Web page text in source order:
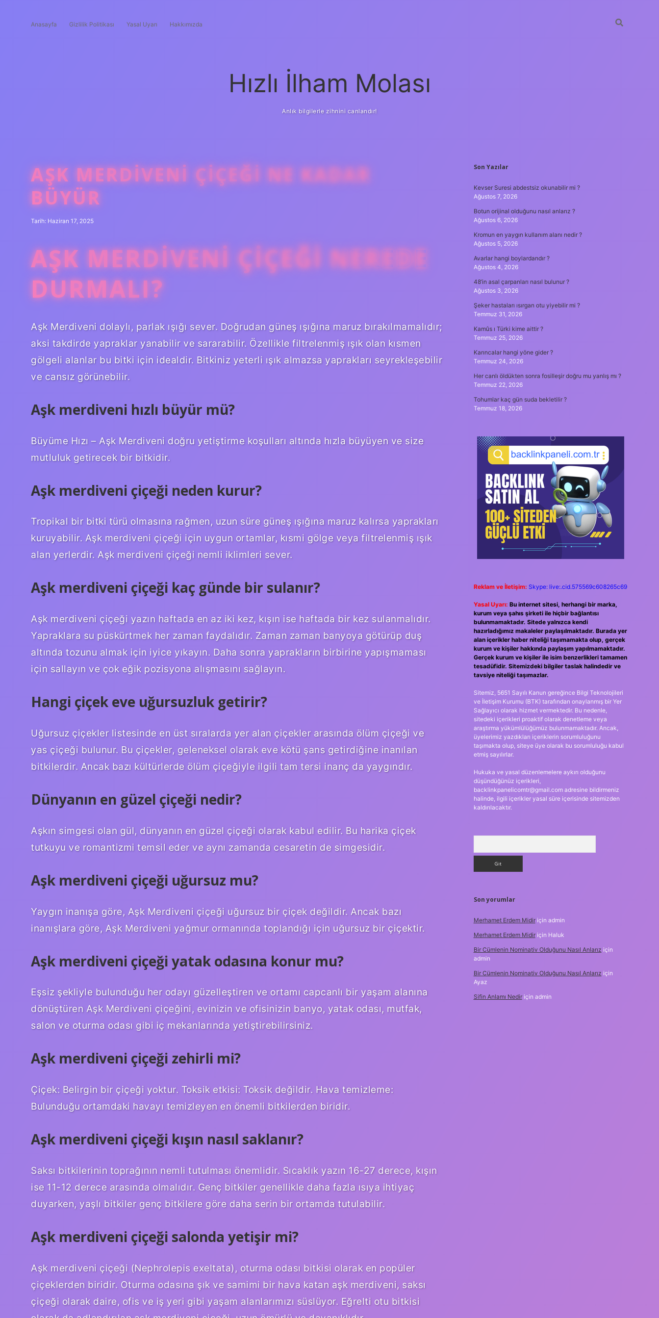
Anasayfa Gizlilik Politikası Yasal Uyarı Hakkımızda
Hızlı İlham Molası
Anlık bilgilerle zihnini canlandır!
AŞK MERDIVENI ÇIÇEĞI NE KADAR
BÜYÜR
Tarih: Haziran 17, 2025
AŞK MERDIVENI ÇIÇEĞI NEREDE
DURMALI?
Aşk Merdiveni dolaylı, parlak ışığı sever. Doğrudan güneş ışığına maruz bırakılmamalıdır;
aksi takdirde yapraklar yanabilir ve sararabilir. Özellikle filtrelenmiş ışık olan kısmen
gölgeli alanlar bu bitki için idealdir. Bitkiniz yeterli ışık almazsa yaprakları seyrekleşebilir
ve cansız görünebilir.
Aşk merdiveni hızlı büyür mü?
Büyüme Hızı – Aşk Merdiveni doğru yetiştirme koşulları altında hızla büyüyen ve size
mutluluk getirecek bir bitkidir.
Aşk merdiveni çiçeği neden kurur?
Tropikal bir bitki türü olmasına rağmen, uzun süre güneş ışığına maruz kalırsa yaprakları
kuruyabilir. Aşk merdiveni çiçeği için uygun ortamlar, kısmi gölge veya filtrelenmiş ışık
alan yerlerdir. Aşk merdiveni çiçeği nemli iklimleri sever.
Aşk merdiveni çiçeği kaç günde bir sulanır?
Aşk merdiveni çiçeği yazın haftada en az iki kez, kışın ise haftada bir kez sulanmalıdır.
Yapraklara su püskürtmek her zaman faydalıdır. Zaman zaman banyoya götürüp duş
altında tozunu almak için iyice yıkayın. Daha sonra yaprakların birbirine yapışmaması
için sallayın ve çok eğik pozisyona alışmasını sağlayın.
Hangi çiçek eve uğursuzluk getirir?
Uğursuz çiçekler listesinde en üst sıralarda yer alan çiçekler arasında ölüm çiçeği ve
yas çiçeği bulunur. Bu çiçekler, geleneksel olarak eve kötü şans getirdiğine inanılan
bitkilerdir. Ancak bazı kültürlerde ölüm çiçeğiyle ilgili tam tersi inanç da yaygındır.
Dünyanın en güzel çiçeği nedir?
Aşkın simgesi olan gül, dünyanın en güzel çiçeği olarak kabul edilir. Bu harika çiçek
tutkuyu ve romantizmi temsil eder ve aynı zamanda cesaretin de simgesidir.
Aşk merdiveni çiçeği uğursuz mu?
Yaygın inanışa göre, Aşk Merdiveni çiçeği uğursuz bir çiçek değildir. Ancak bazı
inanışlara göre, Aşk Merdiveni yağmur ormanında toplandığı için uğursuz bir çiçektir.
Aşk merdiveni çiçeği yatak odasına konur mu?
Eşsiz şekliyle bulunduğu her odayı güzelleştiren ve ortamı capcanlı bir yaşam alanına
dönüştüren Aşk Merdiveni çiçeğini, evinizin ve ofisinizin banyo, yatak odası, mutfak,
salon ve oturma odası gibi iç mekanlarında yetiştirebilirsiniz.
Aşk merdiveni çiçeği zehirli mi?
Çiçek: Belirgin bir çiçeği yoktur. Toksik etkisi: Toksik değildir. Hava temizleme:
Bulunduğu ortamdaki havayı temizleyen en önemli bitkilerden biridir.
Aşk merdiveni çiçeği kışın nasıl saklanır?
Saksı bitkilerinin toprağının nemli tutulması önemlidir. Sıcaklık yazın 16-27 derece, kışın
ise 11-12 derece arasında olmalıdır. Genç bitkiler genellikle daha fazla ısıya ihtiyaç
duyarken, yaşlı bitkiler genç bitkilere göre daha serin bir ortamda tutulabilir.
Aşk merdiveni çiçeği salonda yetişir mi?
Aşk merdiveni çiçeği (Nephrolepis exeltata), oturma odası bitkisi olarak en popüler
çiçeklerden biridir. Oturma odasına şık ve samimi bir hava katan aşk merdiveni, saksı
çiçeği olarak daire, ofis ve iş yeri gibi yaşam alanlarımızı süslüyor. Eğrelti otu bitkisi
SIDEBAR
Son Yazılar
Kevser Suresi abdestsiz okunabilir mi ?
Ağustos 7, 2026
Botun orijinal olduğunu nasıl anlarız ?
Ağustos 6, 2026
Kromun en yaygın kullanım alanı nedir ?
Ağustos 5, 2026
Avarlar hangi boylardandır ?
Ağustos 4, 2026
48’in asal çarpanları nasıl bulunur ?
Ağustos 3, 2026
Şeker hastaları ısırgan otu yiyebilir mi ?
Temmuz 31, 2026
Kamûs ı Türki kime aittir ?
Temmuz 25, 2026
Karıncalar hangi yöne gider ?
Temmuz 24, 2026
Her canlı öldükten sonra fosilleşir doğru mu yanlış mı ?
Temmuz 22, 2026
Tohumlar kaç gün suda bekletilir ?
Temmuz 18, 2026
Reklam ve İletişim: Skype: live:.cid.575569c608265c69
Yasal Uyarı: Bu internet sitesi, herhangi bir marka,
kurum veya şahıs şirketi ile hiçbir bağlantısı
bulunmamaktadır. Sitede yalnızca kendi
hazırladığımız makaleler paylaşılmaktadır. Burada yer
alan içerikler haber niteliği taşımamakta olup, gerçek
kurum ve kişiler hakkında paylaşım yapılmamaktadır.
Gerçek kurum ve kişiler ile isim benzerlikleri tamamen
tesadüfidir. Sitemizdeki bilgiler taslak halindedir ve
tavsiye niteliği taşımazlar.
Sitemiz, 5651 Sayılı Kanun gereğince Bilgi Teknolojileri
ve İletişim Kurumu (BTK) tarafından onaylanmış bir Yer
Sağlayıcı olarak hizmet vermektedir. Bu nedenle,
sitedeki içerikleri proaktif olarak denetleme veya
araştırma yükümlülüğümüz bulunmamaktadır. Ancak,
üyelerimiz yazdıkları içeriklerin sorumluluğunu
taşımakta olup, siteye üye olarak bu sorumluluğu kabul
etmiş sayılırlar.
Hukuka ve yasal düzenlemelere aykırı olduğunu
düşündüğünüz içerikleri,
backlinkpanelicomtr@gmail.comadresine bildirmeniz
halinde, ilgili içerikler yasal süre içerisinde sitemizden
kaldırılacaktır.
Son yorumlar
Merhamet Erdem Midiriçin admin
Merhamet Erdem Midiriçin Haluk
Bir Cümlenin Nominativ Olduğunu Nasıl Anlarız için
admin
Bir Cümlenin Nominativ Olduğunu Nasıl Anlarız için
Ayaz
Sifin Anlamı Nediriçin admin